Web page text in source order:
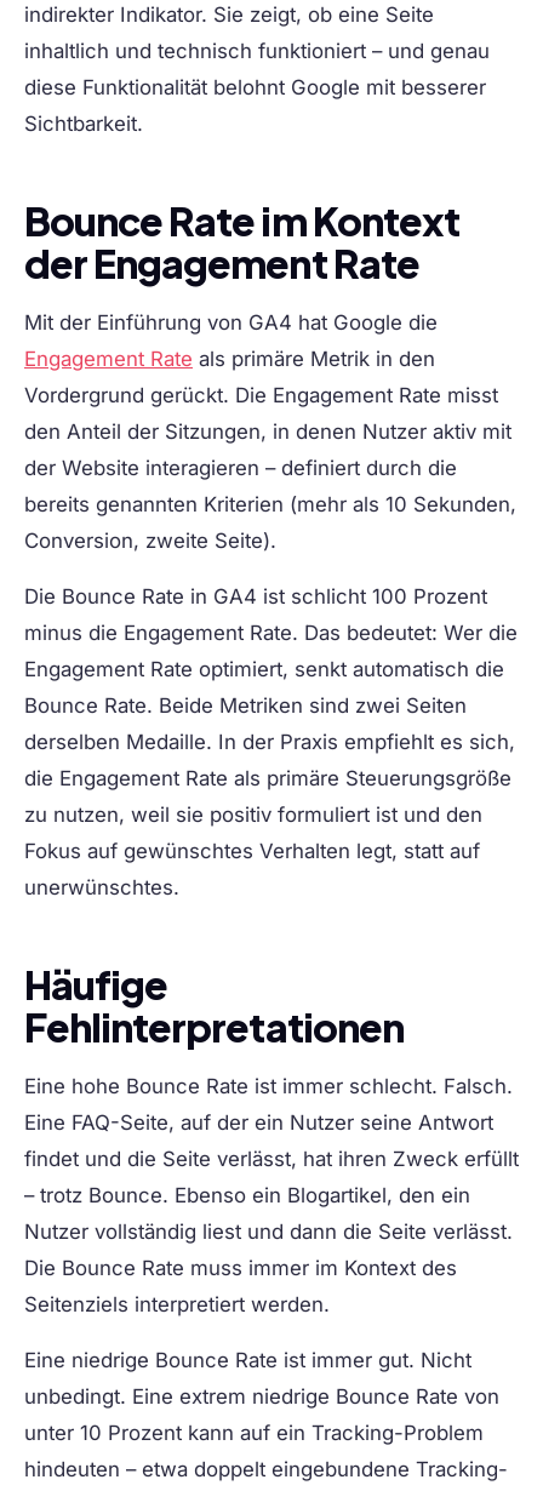
indirekter Indikator. Sie zeigt, ob eine Seite
inhaltlich und technisch funktioniert – und genau
diese Funktionalität belohnt Google mit besserer
Sichtbarkeit.
Bounce Rate im Kontext
der Engagement Rate
Mit der Einführung von GA4 hat Google die
Engagement Rate als primäre Metrik in den
Vordergrund gerückt. Die Engagement Rate misst
den Anteil der Sitzungen, in denen Nutzer aktiv mit
der Website interagieren – definiert durch die
bereits genannten Kriterien (mehr als 10 Sekunden,
Conversion, zweite Seite).
Die Bounce Rate in GA4 ist schlicht 100 Prozent
minus die Engagement Rate. Das bedeutet: Wer die
Engagement Rate optimiert, senkt automatisch die
Bounce Rate. Beide Metriken sind zwei Seiten
derselben Medaille. In der Praxis empfiehlt es sich,
die Engagement Rate als primäre Steuerungsgröße
zu nutzen, weil sie positiv formuliert ist und den
Fokus auf gewünschtes Verhalten legt, statt auf
unerwünschtes.
Häufige
Fehlinterpretationen
Eine hohe Bounce Rate ist immer schlecht. Falsch.
Eine FAQ-Seite, auf der ein Nutzer seine Antwort
findet und die Seite verlässt, hat ihren Zweck erfüllt
– trotz Bounce. Ebenso ein Blogartikel, den ein
Nutzer vollständig liest und dann die Seite verlässt.
Die Bounce Rate muss immer im Kontext des
Seitenziels interpretiert werden.
Eine niedrige Bounce Rate ist immer gut. Nicht
unbedingt. Eine extrem niedrige Bounce Rate von
unter 10 Prozent kann auf ein Tracking-Problem
hindeuten – etwa doppelt eingebundene Tracking-